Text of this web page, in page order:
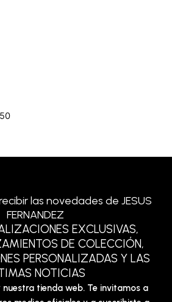
las novedades de JESUS
FERNANDEZ
EXCLUSIVAS,
DE COLECCIÓN,
PERSONALIZADAS Y LAS
NOTICIAS
tienda web. Te invitamos a